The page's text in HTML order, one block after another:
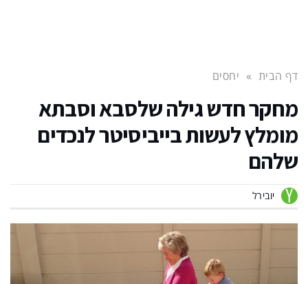
דף הבית » יחסים
מחקר חדש גילה שלסבא וסבתא
מומלץ לעשות בייביסיטר לנכדים
שלהם
יובירל